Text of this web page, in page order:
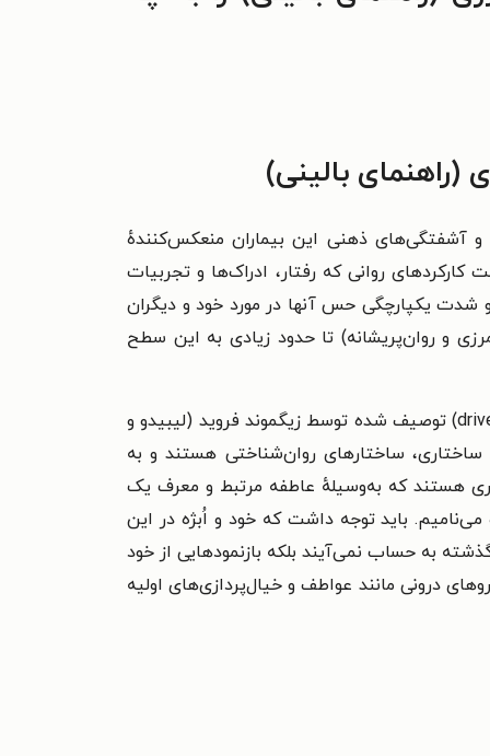
بالینی)
و آشفتگی‌های ذهنی این بیماران منعکس‌کنندهٔ
روانی که رفتار، ادراک‌ها و تجربیات
شدت یکپارچگی حس آنها در مورد خود و دیگران
و روان‌پریشانه) تا حدود زیادی به این سطح
در نظریهٔ روابط ابژه (یاکوبسون ۱۹۶۴؛ کرنبرگ ۱۹۸۰؛ کلاین ۱۹۵۷؛ ماهلر ۱۹۷۱) بر این نکته تأکید می‌شود که سائق‌های (drives) توصیف شده توسط زیگموند فروید (لیبیدو و
ساختارهای روان‌شناختی هستند و به
هستند که به‌وسیلهٔ عاطفه مرتبط و معرف یک
روابط اُبژه می‌نامیم. باید توجه داشت که خود و اُبژه در این
به حساب نمی‌آیند بلکه بازنمودهایی از خود
درونی مانند عواطف و خیال‌پردازی‌های اولیه